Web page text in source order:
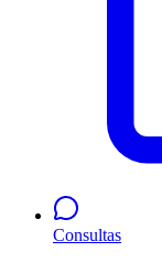
Consultas